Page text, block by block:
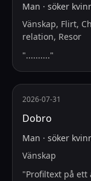
Man · söker
Vänskap, Flirt,
relation, Resor
".........."
2026-07-31
Dobro
Man · söker
Vänskap
"Profiltext på ett